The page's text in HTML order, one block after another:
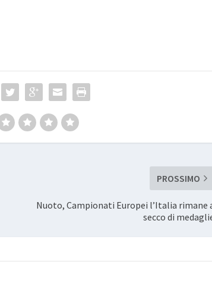
PROSSIMO
Nuoto, Campionati Europei l’Italia rimane
secco di